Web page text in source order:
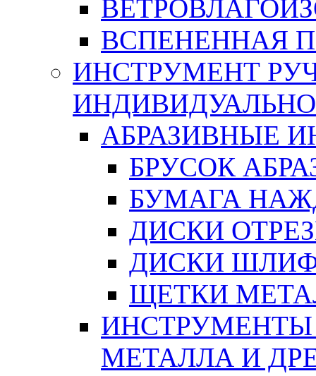
ВСПЕНЕННАЯ
ИНСТРУМЕНТ
АБРАЗИВНЫЕ
БРУСОК
БУМАГА
ДИСКИ
ДИСКИ
ЩЕТКИ
ИНСТРУМЕНТЫ
МЕТАЛЛА И